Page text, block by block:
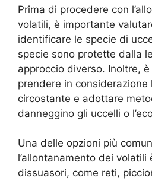
Prima di procedere con
volatili, è importante
identificare le specie di
specie sono protette dalla
approccio diverso. Inoltre,
prendere in considerazione
circostante e adottare
danneggino gli uccelli o
Una delle opzioni più
l’allontanamento dei volatili
dissuasori, come reti,